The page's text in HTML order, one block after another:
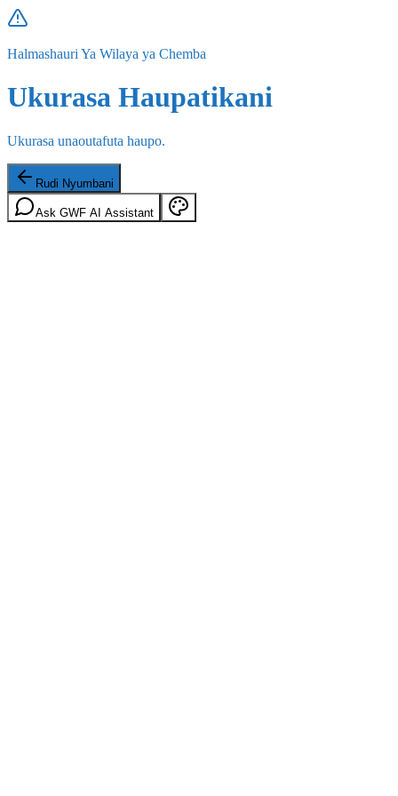
Halmashauri Ya Wilaya ya Chemba
Ukurasa Haupatikani
Ukurasa unaoutafuta haupo.
Rudi Nyumbani
Ask GWF AI Assistant